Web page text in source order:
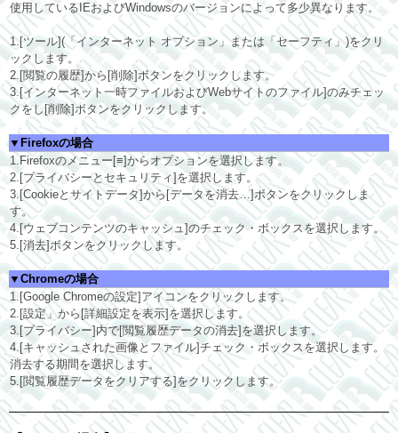
使用しているIEおよびWindowsのバージョンによって多少異なります。
1.[ツール](「インターネット オプション」または「セーフティ」)をクリ
ックします。
2.[閲覧の履歴]から[削除]ボタンをクリックします。
3.[インターネット一時ファイルおよびWebサイトのファイル]のみチェッ
クをし[削除]ボタンをクリックします。
▼Firefoxの場合
1.Firefoxのメニュー[≡]からオプションを選択します。
2.[プライバシーとセキュリティ]を選択します。
3.[Cookieとサイトデータ]から[データを消去…]ボタンをクリックしま
す。
4.[ウェブコンテンツのキャッシュ]のチェック・ボックスを選択します。
5.[消去]ボタンをクリックします。
▼Chromeの場合
1.[Google Chromeの設定]アイコンをクリックします。
2.[設定」から[詳細設定を表示]を選択します。
3.[プライバシー]内で[閲覧履歴データの消去]を選択します。
4.[キャッシュされた画像とファイル]チェック・ボックスを選択します。
消去する期間を選択します。
5.[閲覧履歴データをクリアする]をクリックします。